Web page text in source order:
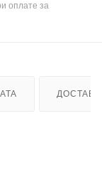
оплате за